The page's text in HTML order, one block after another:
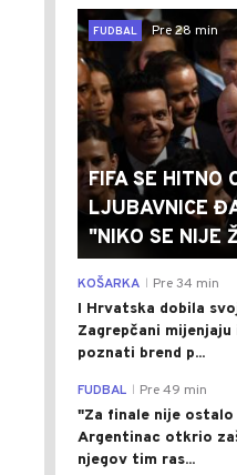
FUDBAL
Pre 28 min
FIFA SE HITNO
LJUBAVNICE
"NIKO SE NIJE
KOŠARKA Pre 34 min
I Hrvatska dobila
Zagrepčani mijenjaju
poznati brend p...
FUDBAL Pre 49 min
"Za finale nije
Argentinac otkrio
njegov tim ras...